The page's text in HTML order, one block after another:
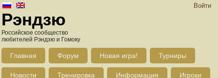
Войти
Рэндзю
Российское сообщество
любителей Рэндзю и Гомоку
Главная Форум Новая игра! Турниры
Новости Тренировка Информация Игроки